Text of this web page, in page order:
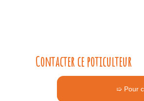
Contacter ce poticulteur
➯ Pour